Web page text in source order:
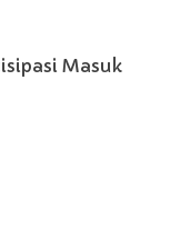
Masuk